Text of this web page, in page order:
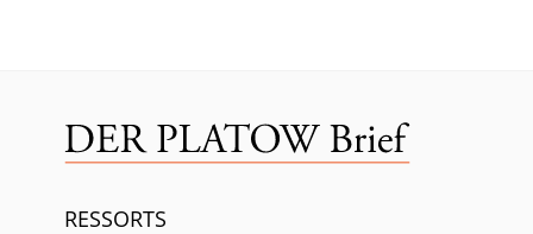
RESSORTS